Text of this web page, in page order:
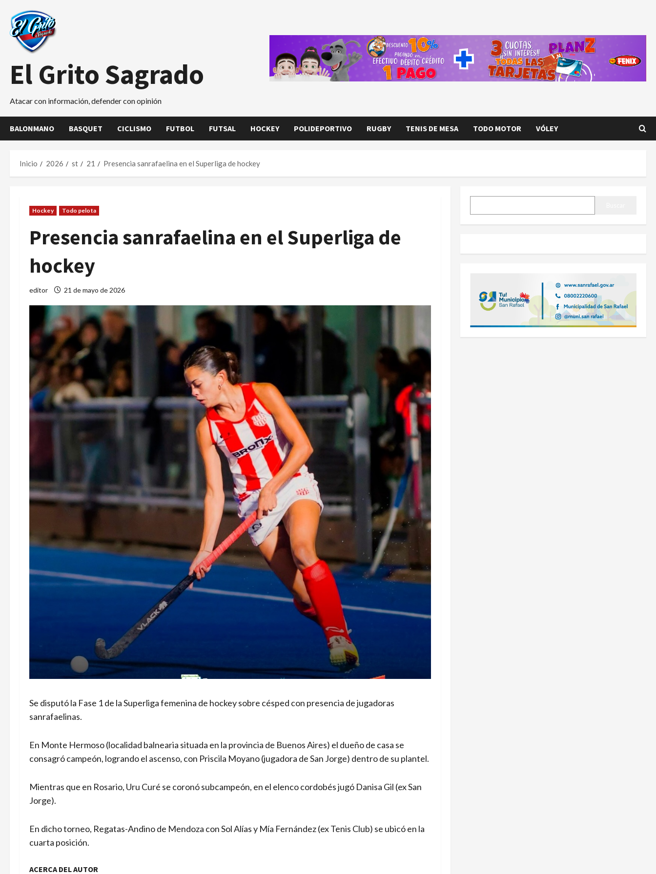
contenido
El Grito Sagrado
Atacar con información, defender con opinión
BALONMANO BASQUET CICLISMO FUTBOL FUTSAL HOCKEY POLIDEPORTIVO RUGBY TENIS DE MESA TODO MOTOR VÓLEY
Inicio 2026 st 21 Presencia sanrafaelina en el Superliga de hockey
Hockey Todo pelota
Presencia sanrafaelina en el Superliga de
hockey
editor 21 de mayo de 2026
Se disputó la Fase 1 de la Superliga femenina de hockey sobre césped con presencia de jugadoras
sanrafaelinas.
En Monte Hermoso (localidad balnearia situada en la provincia de Buenos Aires) el dueño de casa se
consagró campeón, logrando el ascenso, con Priscila Moyano (jugadora de San Jorge) dentro de su plantel.
Mientras que en Rosario, Uru Curé se coronó subcampeón, en el elenco cordobés jugó Danisa Gil (ex San
Jorge).
En dicho torneo, Regatas-Andino de Mendoza con Sol Alías y Mía Fernández (ex Tenis Club) se ubicó en la
cuarta posición.
ACERCA DEL AUTOR